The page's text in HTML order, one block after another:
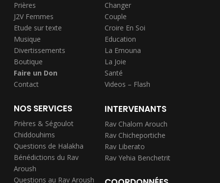
Prières
J2V Femmes
Etude sur texte
Musique
Divertissements
Boutique
Faire un Don
Contact
Changer
Couple
Croire En Soi
Education
La Emouna
La Joie
Santé
Videos – Flash
NOS SERVICES
Prières & Ségoulot
Chiddouhims
Questions de Halakha
Bénédictions du Rav
Aroush
Questions au Rav Aroush
INTERVENANTS
Rav Chalom Arouch
Rav Chicheportiche
Rav Liberato
Rav Yehia Benchetrit